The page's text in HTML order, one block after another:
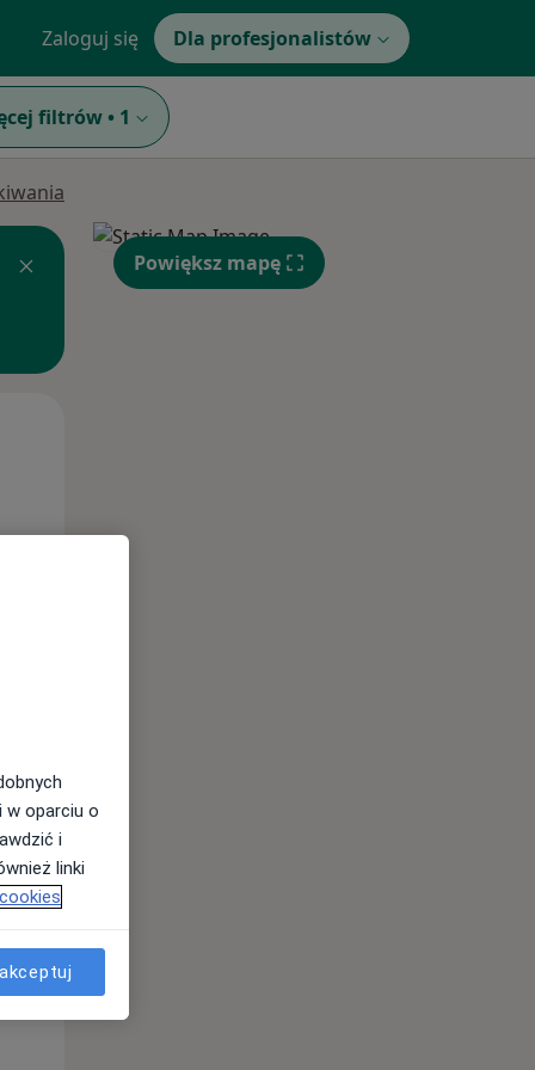
Zaloguj się Dla profesjonalistów
filtrów • 1
Wt,
11 Sie
Powiększ mapę
w oparciu o
i
linki